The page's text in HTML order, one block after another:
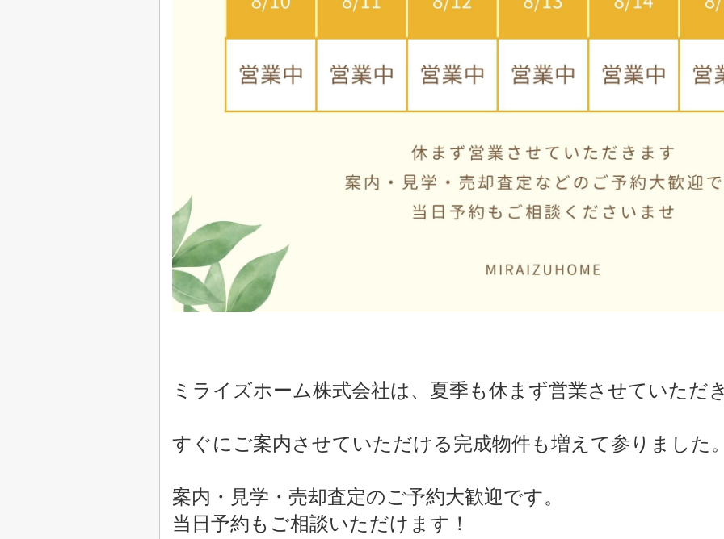
ミライズホーム株式会社は、夏季も休まず営業させていただ
すぐにご案内させていただける完成物件も増えて参りました。
案内・見学・売却査定のご予約大歓迎です。
当日予約もご相談いただけます！